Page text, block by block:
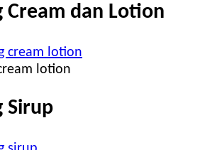
Cream dan Lotion
lotion
Sirup